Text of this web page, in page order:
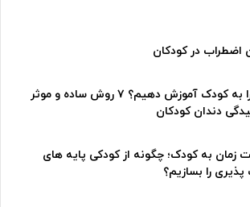
اضطراب در کودکان
چطوری مسواک زدن را به کودک آموزش دهیم؟ ۷ روش ساده و موثر
دندان کودکان
زمان به کودک؛ چگونه از کودکی پایه های
را بسازیم؟